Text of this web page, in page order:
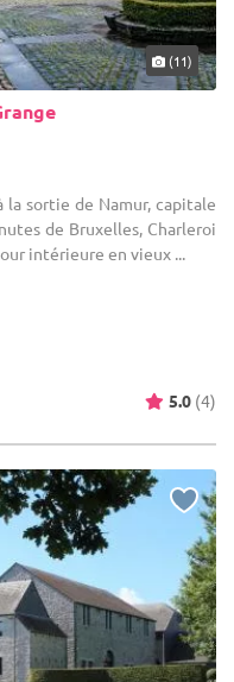
(11)
la sortie de Namur, capitale
de Bruxelles, Charleroi
intérieure en vieux ...
5.0 (4)